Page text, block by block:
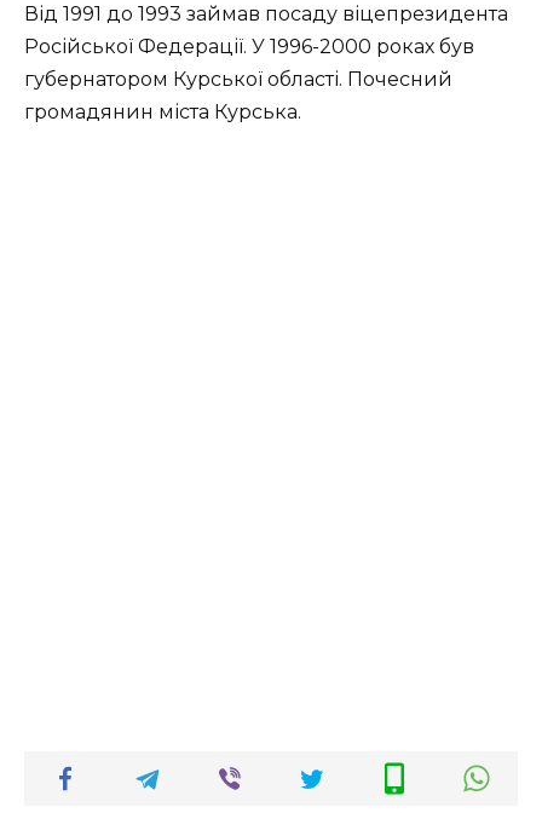
Від 1991 до 1993 займав посаду віцепрезидента
Російської Федерації. У 1996-2000 роках був
губернатором Курської області. Почесний
громадянин міста Курська.